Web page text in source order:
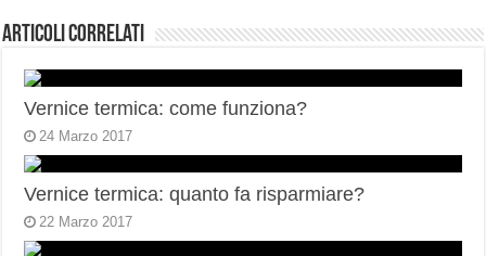
Articoli correlati
Vernice termica: come funziona?
24 Marzo 2017
Vernice termica: quanto fa risparmiare?
22 Marzo 2017